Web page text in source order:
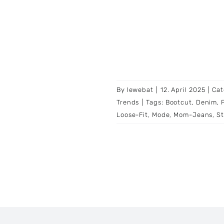
By lewebat 12. April 2025
Trends
Tags: Bootcut, Denim,
Loose-Fit, Mode, Mom-Jeans,